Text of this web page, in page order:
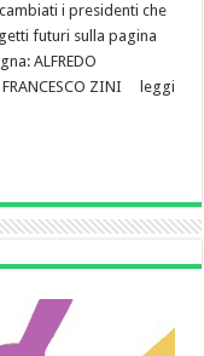
i presidenti che
futuri sulla pagina
ALFREDO
ZINI leggi